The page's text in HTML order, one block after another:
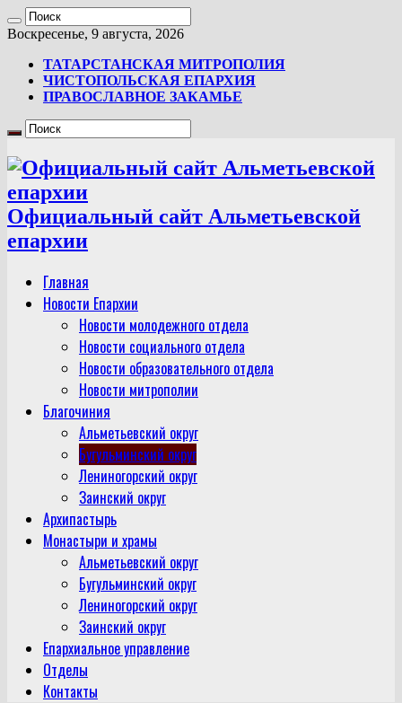
Воскресенье, 9 августа, 2026
ТАТАРСТАНСКАЯ МИТРОПОЛИЯ
ЧИСТОПОЛЬСКАЯ ЕПАРХИЯ
ПРАВОСЛАВНОЕ ЗАКАМЬЕ
Официальный сайт Альметьевской
епархии
Главная
Новости Епархии
Новости молодежного отдела
Новости социального отдела
Новости образовательного отдела
Новости митрополии
Благочиния
Альметьевский округ
Бугульминский округ
Лениногорский округ
Заинский округ
Архипастырь
Монастыри и храмы
Альметьевский округ
Бугульминский округ
Лениногорский округ
Заинский округ
Епархиальное управление
Отделы
Контакты